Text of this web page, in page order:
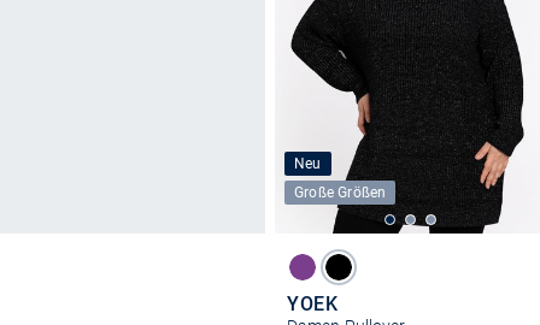
Neu
Große Größen
YOEK